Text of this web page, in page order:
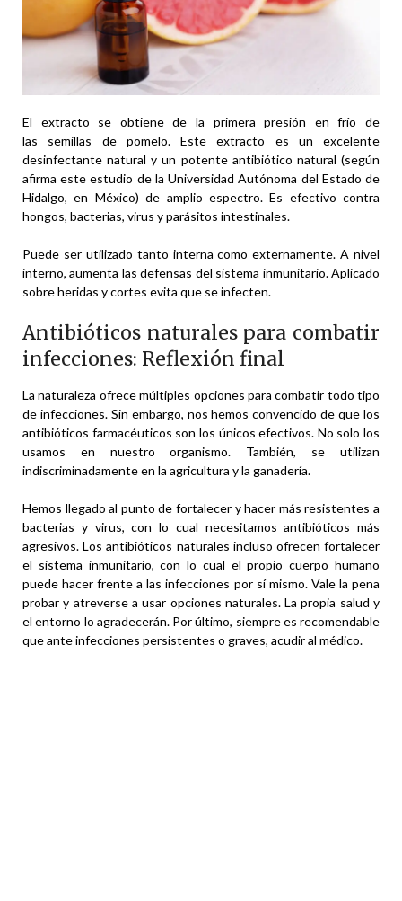
El extracto se obtiene de la primera presión en frío de
las semillas de pomelo. Este extracto es un excelente
desinfectante natural y un potente antibiótico natural (según
afirma este estudio de la Universidad Autónoma del Estado de
Hidalgo, en México) de amplio espectro. Es efectivo contra
hongos, bacterias, virus y parásitos intestinales.
Puede ser utilizado tanto interna como externamente. A nivel
interno, aumenta las defensas del sistema inmunitario. Aplicado
sobre heridas y cortes evita que se infecten.
Antibióticos naturales para combatir
infecciones: Reflexión final
La naturaleza ofrece múltiples opciones para combatir todo tipo
de infecciones. Sin embargo, nos hemos convencido de que los
antibióticos farmacéuticos son los únicos efectivos. No solo los
usamos en nuestro organismo. También, se utilizan
indiscriminadamente en la agricultura y la ganadería.
Hemos llegado al punto de fortalecer y hacer más resistentes a
bacterias y virus, con lo cual necesitamos antibióticos más
agresivos. Los antibióticos naturales incluso ofrecen fortalecer
el sistema inmunitario, con lo cual el propio cuerpo humano
puede hacer frente a las infecciones por sí mismo. Vale la pena
probar y atreverse a usar opciones naturales. La propia salud y
el entorno lo agradecerán. Por último, siempre es recomendable
que ante infecciones persistentes o graves, acudir al médico.